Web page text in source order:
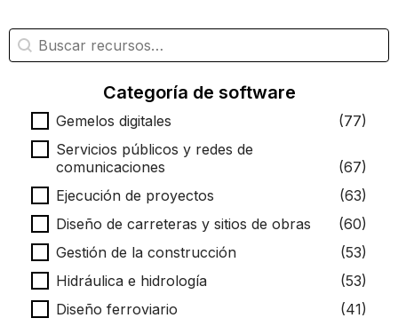
Búsqueda de recursos
Buscar contenido
Categoría de software
Categoría de software
Gemelos digitales
(77)
Servicios públicos y redes de
comunicaciones
(67)
Ejecución de proyectos
(63)
Diseño de carreteras y sitios de obras
(60)
Gestión de la construcción
(53)
Hidráulica e hidrología
(53)
Diseño ferroviario
(41)